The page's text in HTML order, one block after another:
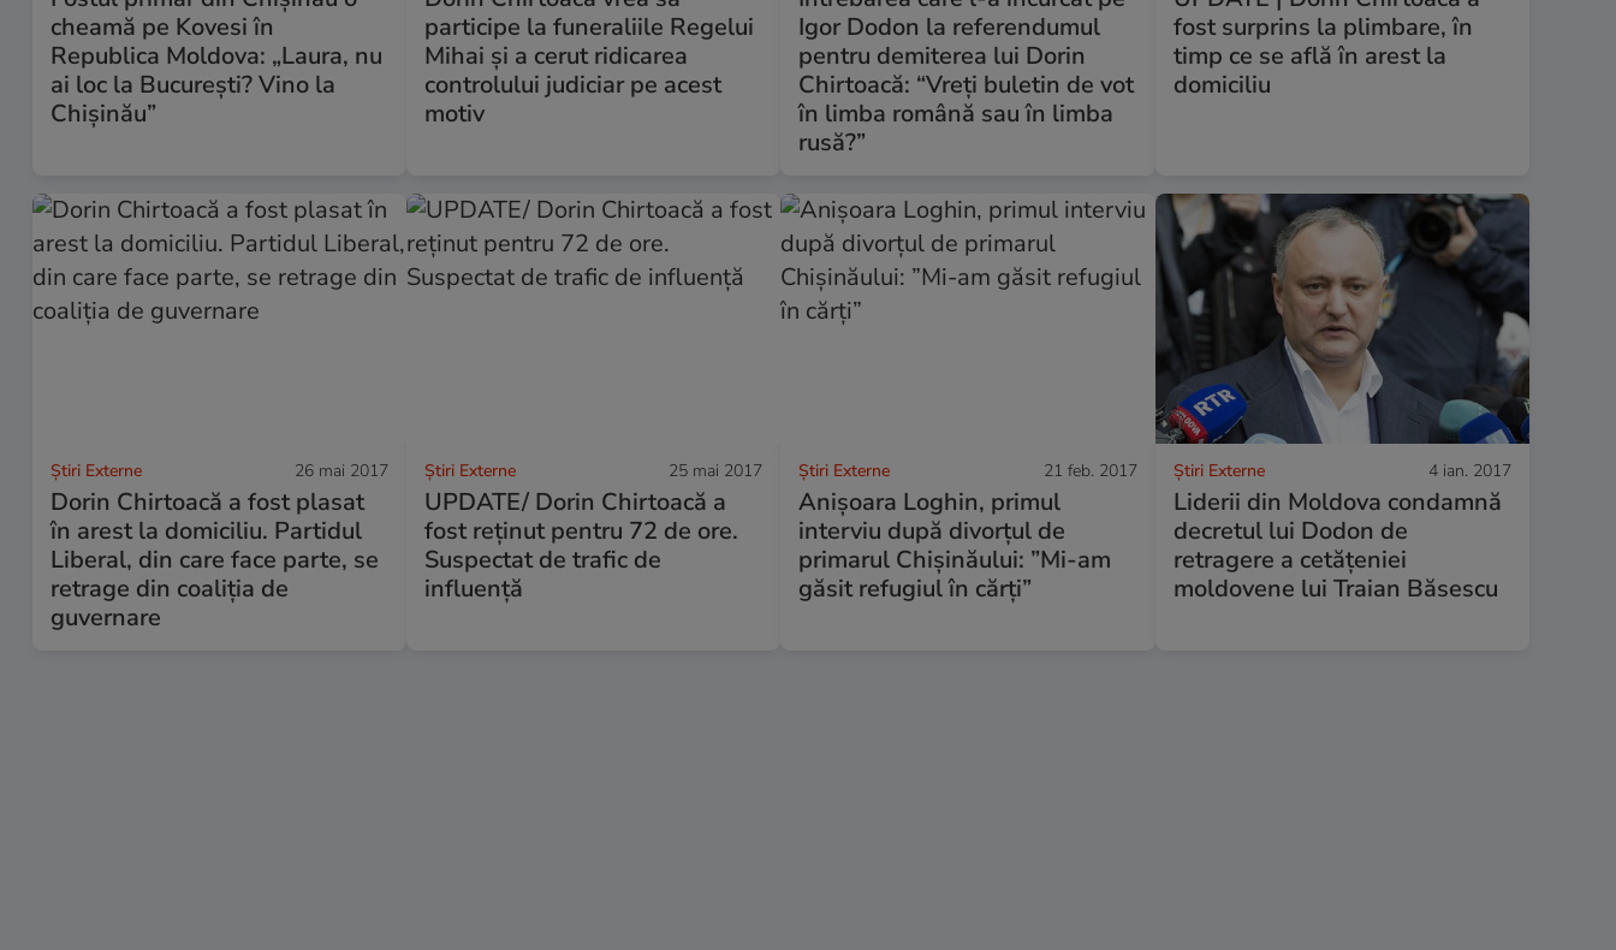
cheamă pe Kovesi în
Republica Moldova: „Laura, nu
ai loc la București? Vino la
Chișinău”
participe la funeraliile Regelui
Mihai și a cerut ridicarea
controlului judiciar pe acest
motiv
Igor Dodon la referendumul
pentru demiterea lui Dorin
Chirtoacă: “Vreți buletin de vot
în limba română sau în limba
rusă?”
fost surprins la plimbare, în
timp ce se află în arest la
domiciliu
Știri Externe 26 mai 2017
Dorin Chirtoacă a fost plasat
în arest la domiciliu. Partidul
Liberal, din care face parte, se
retrage din coaliţia de
guvernare
Știri Externe 25 mai 2017
UPDATE/ Dorin Chirtoacă a
fost reținut pentru 72 de ore.
Suspectat de trafic de
influență
Știri Externe 21 feb. 2017
Anișoara Loghin, primul
interviu după divorțul de
primarul Chișinăului: ”Mi-am
găsit refugiul în cărți”
Știri Externe 4 ian. 2017
Liderii din Moldova condamnă
decretul lui Dodon de
retragere a cetățeniei
moldovene lui Traian Băsescu